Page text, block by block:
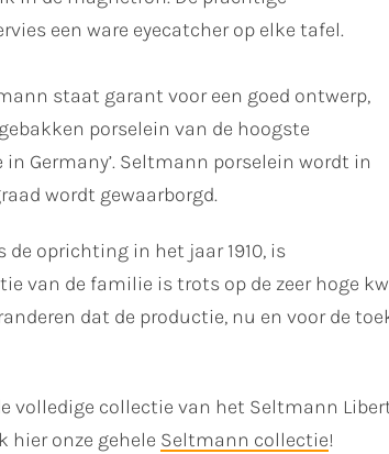
een ware eyecatcher op elke tafel.
staat garant voor een goed ontwerp,
porselein van de hoogste
Germany’. Seltmann porselein wordt in
wordt gewaarborgd.
de oprichting in het jaar 1910, is
van de familie is trots op de zeer hoge
dat de productie, nu en voor de
collectie van het Seltmann
hier onze gehele Seltmann collectie!